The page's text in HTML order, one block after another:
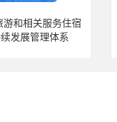
和相关服务住宿
发展管理体系